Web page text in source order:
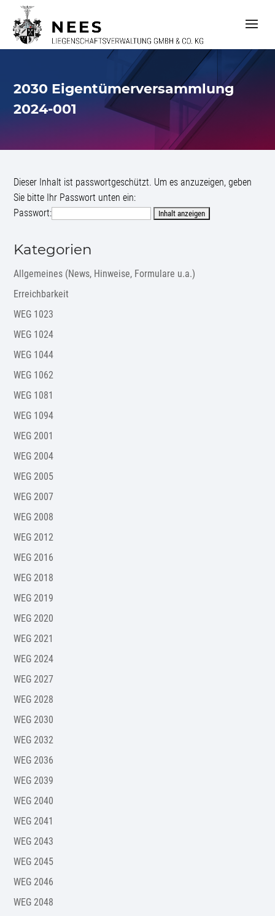
t
2030 Eigentümerversammlung
2024-001
Kategorien
Allgemeines (News, Hinweise, Formulare u.a.)
Erreichbarkeit
WEG 1023
WEG 1024
WEG 1044
WEG 1062
WEG 1081
WEG 1094
WEG 2001
WEG 2004
WEG 2005
WEG 2007
WEG 2008
WEG 2012
WEG 2016
WEG 2018
WEG 2019
WEG 2020
WEG 2021
WEG 2024
WEG 2027
WEG 2028
WEG 2030
WEG 2032
WEG 2036
WEG 2039
WEG 2040
WEG 2041
WEG 2043
WEG 2045
WEG 2046
WEG 2048
Dieser Inhalt ist passwortgeschützt. Um es anzuzeigen, geben
Sie bitte Ihr Passwort unten ein:
Passwort: